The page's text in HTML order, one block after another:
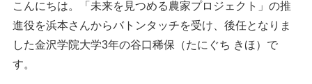
こんにちは。「未来を見つめる農家プロジェクト」の推
進役を浜本さんからバトンタッチを受け、後任となりま
した金沢学院大学3年の谷口稀保（たにぐち きほ）で
す。